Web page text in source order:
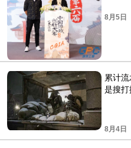
8月5日
累计
是搜
8月4日